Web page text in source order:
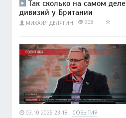
Так сколько на самом деле
дивизий у Британии
МИХАИЛ ДЕЛЯГИН 908
03.10.2025 23:18 СОБЫТИЯ